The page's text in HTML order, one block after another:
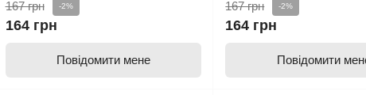
167 грн -2%
164 грн
Повідомити мене
167 грн -2%
164 грн
Повідомити